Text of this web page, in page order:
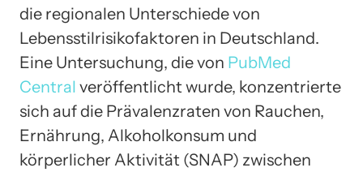
die regionalen Unterschiede von
Lebensstilrisikofaktoren in Deutschland.
Eine Untersuchung, die von PubMed
Central veröffentlicht wurde, konzentrierte
sich auf die Prävalenzraten von Rauchen,
Ernährung, Alkoholkonsum und
körperlicher Aktivität (SNAP) zwischen